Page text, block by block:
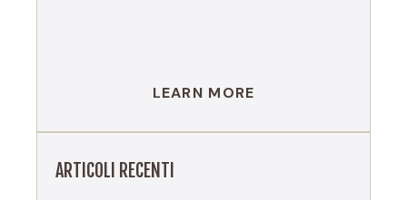
LEARN MORE
ARTICOLI RECENTI